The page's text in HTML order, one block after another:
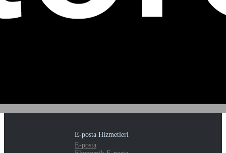
E-posta Hizmetleri
E-posta